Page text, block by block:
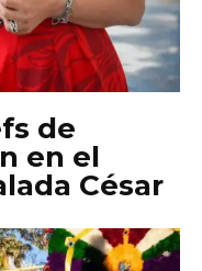
de
en el
César